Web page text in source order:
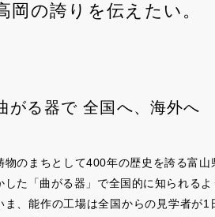
岡の誇りを伝えたい。
がる器で 全国へ、海外へ
物のまちとして400年の歴史を誇る富
した「曲がる器」で全国的に知られる
ま、能作の工場は全国からの見学者が